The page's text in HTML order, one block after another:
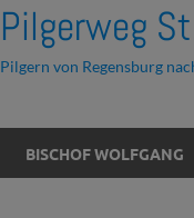
Pilgerweg
Pilgern von Regensburg
BISCHOF WOLFGANG